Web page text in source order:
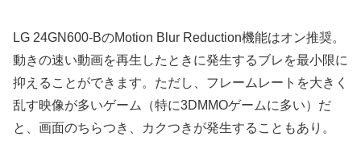
LG 24GN600-BのMotion Blur Reduction機能はオン推奨。
動きの速い動画を再生したときに発生するブレを最小限に
抑えることができます。ただし、フレームレートを大きく
乱す映像が多いゲーム（特に3DMMOゲームに多い）だ
と、画面のちらつき、カクつきが発生することもあり。